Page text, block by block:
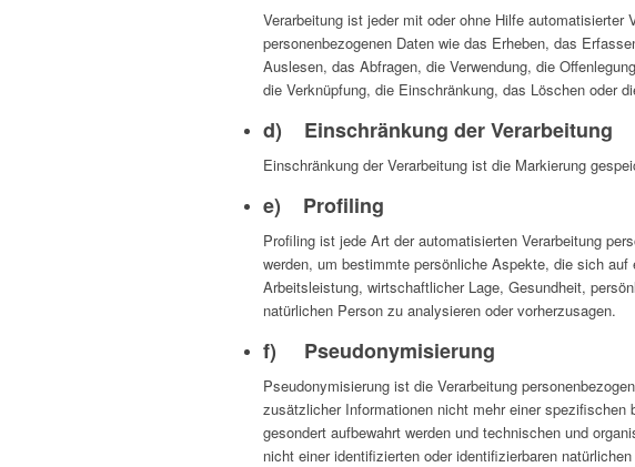
Verarbeitung ist jeder mit oder ohne Hilfe automatisierter
personenbezogenen Daten wie das Erheben, das
Auslesen, das Abfragen, die Verwendung, die
die Verknüpfung, die Einschränkung, das Löschen oder
d) Einschränkung der Verarbeitung
Einschränkung der Verarbeitung ist die Markierung
e) Profiling
Profiling ist jede Art der automatisierten Verarbeitung
werden, um bestimmte persönliche Aspekte, die sich
Arbeitsleistung, wirtschaftlicher Lage, Gesundheit,
natürlichen Person zu analysieren oder vorherzusagen.
f) Pseudonymisierung
Pseudonymisierung ist die Verarbeitung
zusätzlicher Informationen nicht mehr einer
gesondert aufbewahrt werden und technischen und
nicht einer identifizierten oder identifizierbaren